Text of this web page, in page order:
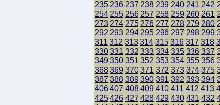
235 236 237 238 239 240 241 242
254 255 256 257 258 259 260 261
273 274 275 276 277 278 279 280
292 293 294 295 296 297 298 299
311 312 313 314 315 316 317 318
330 331 332 333 334 335 336 337
349 350 351 352 353 354 355 356
368 369 370 371 372 373 374 375
387 388 389 390 391 392 393 394
406 407 408 409 410 411 412 413
425 426 427 428 429 430 431 432